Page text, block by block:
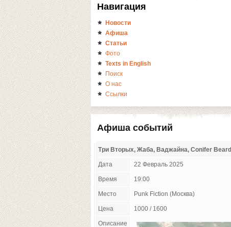
Навигация
Новости
Афиша
Статьи
Фото
Texts in English
Поиск
О нас
Ссылки
Афиша событий
Три Вторых, Жаба, Ваджайна, Conifer Beard
Дата 22 Февраль 2025
Время 19:00
Место Punk Fiction (Москва)
Цена 1000 / 1600
Описание